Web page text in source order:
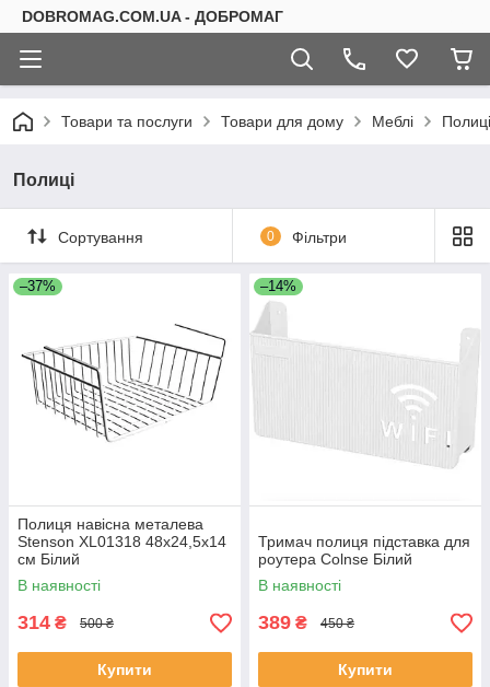
DOBROMAG.COM.UA - ДОБРОМАГ
Товари та послуги Товари для дому Меблі Полиці
Полиці
Сортування 0 Фільтри
–37%
Полиця навісна металева
Stenson XL01318 48x24,5x14
см Білий
В наявності
314 ₴ 500 ₴
Купити
–14%
Тримач полиця підставка для
роутера Colnse Білий
В наявності
389 ₴ 450 ₴
Купити